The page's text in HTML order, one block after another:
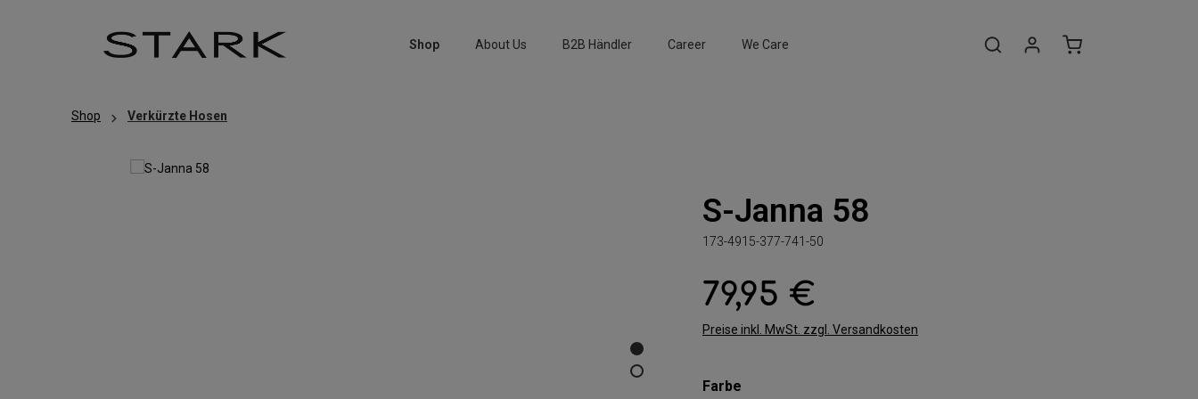
Shop
About Us B2B Händler Career We Care
Shop Verkürzte Hosen
S-Janna 58
173-4915-377-741-50
Regulärer Preis:
79,95 €
Preise inkl. MwSt. zzgl. Versandkosten
Farbe